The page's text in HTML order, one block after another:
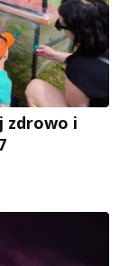
zdrowo i